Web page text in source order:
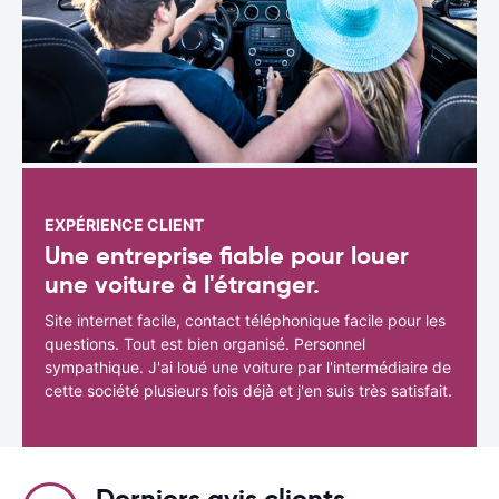
EXPÉRIENCE CLIENT
Une entreprise fiable pour louer
une voiture à l'étranger.
Site internet facile, contact téléphonique facile pour les
questions. Tout est bien organisé. Personnel
sympathique. J'ai loué une voiture par l'intermédiaire de
cette société plusieurs fois déjà et j'en suis très satisfait.